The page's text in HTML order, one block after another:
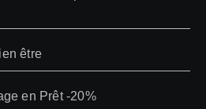
être
en Prêt -20%